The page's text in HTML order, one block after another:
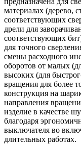
материалах (дерево,
соответствующих
дрели для
соответствующих
для точного
смены расходного
оборотов от малых
высоких (для
вращения для более
конструкция на
направления
изделие в качестве
благодаря
выключателя во
длительных работах.